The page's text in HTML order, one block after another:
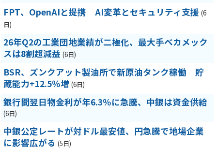
FPT、OpenAIと提携 AI変革とセキュリティ支援 (6
日)
26年Q2の工業団地業績が二極化、最大手ベカメック
スは8割超減益 (6日)
BSR、ズンクアット製油所で新原油タンク稼働 貯
蔵能力+12.5％増 (6日)
銀行間翌日物金利が年6.3％に急騰、中銀は資金供給
(6日)
中銀公定レートが対ドル最安値、円急騰で地場企業
に影響広がる (5日)